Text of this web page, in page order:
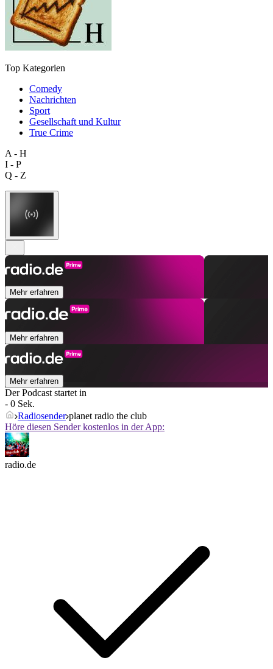
Top Kategorien
Comedy
Nachrichten
Sport
Gesellschaft und Kultur
True Crime
A - H
I - P
Q - Z
Mehr erfahren
Mehr erfahren
Mehr erfahren
Der Podcast startet in
- 0 Sek.
Radiosender planet radio the club
Höre diesen Sender kostenlos in der App:
radio.de